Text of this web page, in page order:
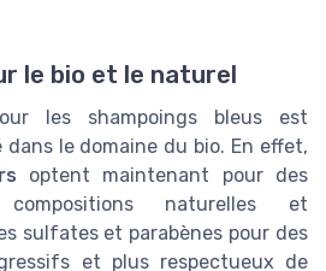
le bio et le naturel
les shampoings bleus est
dans le domaine du bio. En effet,
optent maintenant pour des
naturelles et
sulfates et parabènes pour des
et plus respectueux de